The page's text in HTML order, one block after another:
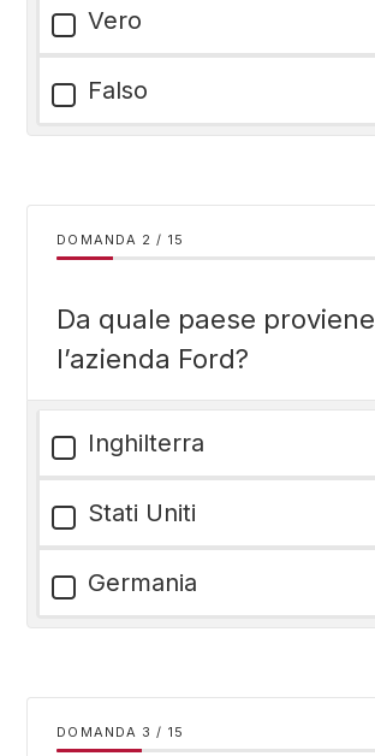
Vero
Falso
DOMANDA / 15
Da quale paese proviene
l’azienda Ford?
Inghilterra
Stati Uniti
Germania
DOMANDA / 15